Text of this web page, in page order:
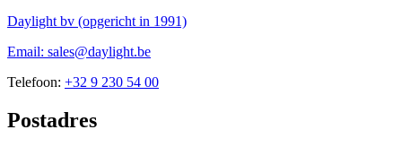
Daylight bv (opgericht in 1991)
Email: sales@daylight.be
Telefoon: +32 9 230 54 00
Postadres